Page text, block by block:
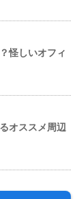
怪しいオフィ
オススメ周辺